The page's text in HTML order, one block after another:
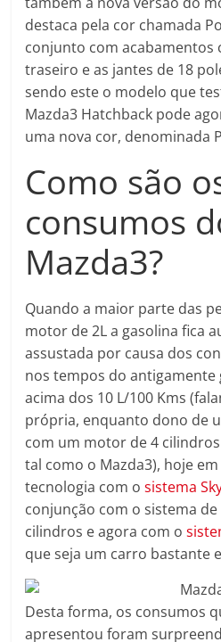
destaca pela cor chamada
conjunto com acabamentos
traseiro e as jantes de 18
sendo este o modelo que
Mazda3 Hatchback pode
uma nova cor, denominada
Como são
consumos
Mazda3?
Quando a maior parte das
motor de 2L a gasolina fica
assustada por causa dos
nos tempos do
acima dos 10 L/100 Kms
própria, enquanto dono de
com um motor de 4 cilindros
tal como o Mazda3), hoje
tecnologia com osistema
conjunção com o sistema
cilindros e agora com o
que seja um carro bastante
Desta forma, os consumos
apresentou foram